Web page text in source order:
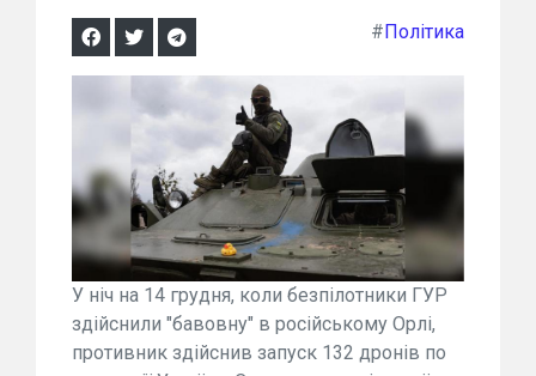
#Політика
У ніч на 14 грудня, коли безпілотники ГУР
здійснили "бавовну" в російському Орлі,
противник здійснив запуск 132 дронів по